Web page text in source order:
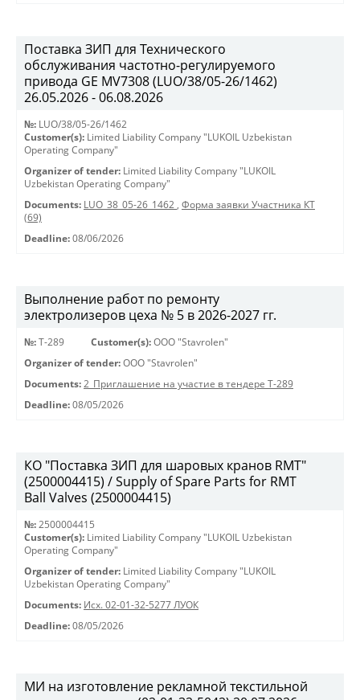
Поставка ЗИП для Технического
обслуживания частотно-регулируемого
привода GE MV7308 (LUO/38/05-26/1462)
26.05.2026 - 06.08.2026
№: LUO/38/05-26/1462
Customer(s): Limited Liability Company "LUKOIL Uzbekistan
Operating Company"
Organizer of tender: Limited Liability Company "LUKOIL
Uzbekistan Operating Company"
Documents: LUO_38_05-26_1462 , Форма заявки Участника КТ
(69)
Deadline: 08/06/2026
Выполнение работ по ремонту
электролизеров цеха № 5 в 2026-2027 гг.
№: Т-289 Customer(s): OOO "Stavrolen"
Organizer of tender: OOO "Stavrolen"
Documents: 2_Приглашение на участие в тендере Т-289
Deadline: 08/05/2026
КО "Поставка ЗИП для шаровых кранов RMT"
(2500004415) / Supply of Spare Parts for RMT
Ball Valves (2500004415)
№: 2500004415
Customer(s): Limited Liability Company "LUKOIL Uzbekistan
Operating Company"
Organizer of tender: Limited Liability Company "LUKOIL
Uzbekistan Operating Company"
Documents: Исх. 02-01-32-5277 ЛУОК
Deadline: 08/05/2026
МИ на изготовление рекламной текстильной